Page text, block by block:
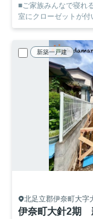
■ご家族みんなで寝れ
室にクローゼットが
新築一戸建
北足立郡伊奈町大字